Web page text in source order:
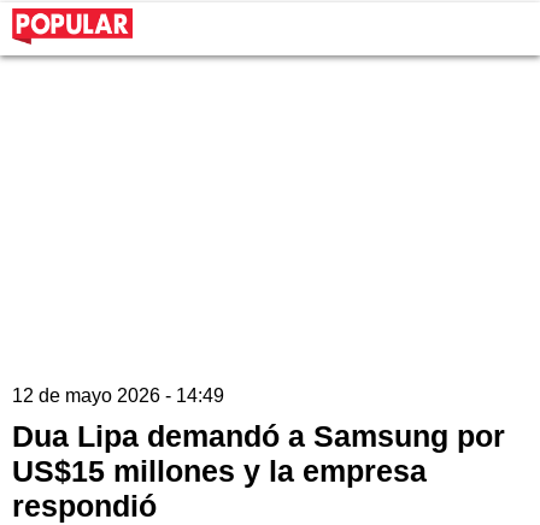
12 de mayo 2026 - 14:49
Dua Lipa demandó a Samsung por
US$15 millones y la empresa
respondió